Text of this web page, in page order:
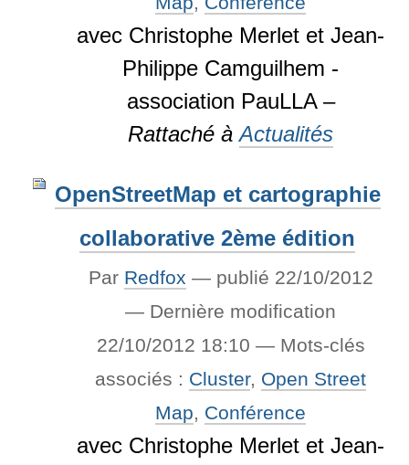
avec Christophe Merlet et Jean-
Philippe Camguilhem -
association PauLLA –
Rattaché à Actualités
OpenStreetMap et cartographie
collaborative 2ème édition
Par Redfox — publié 22/10/2012
— Dernière modification
22/10/2012 18:10 — Mots-clés
associés : Cluster, Open Street
Map, Conférence
avec Christophe Merlet et Jean-